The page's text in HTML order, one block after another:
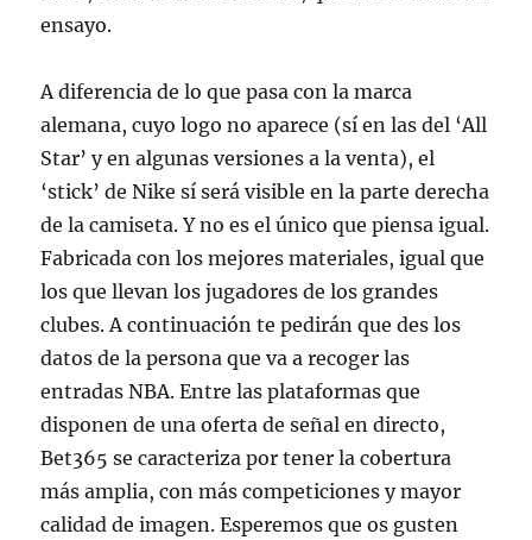
ensayo.
A diferencia de lo que pasa con la marca
alemana, cuyo logo no aparece (sí en las del ‘All
Star’ y en algunas versiones a la venta), el
‘stick’ de Nike sí será visible en la parte derecha
de la camiseta. Y no es el único que piensa igual.
Fabricada con los mejores materiales, igual que
los que llevan los jugadores de los grandes
clubes. A continuación te pedirán que des los
datos de la persona que va a recoger las
entradas NBA. Entre las plataformas que
disponen de una oferta de señal en directo,
Bet365 se caracteriza por tener la cobertura
más amplia, con más competiciones y mayor
calidad de imagen. Esperemos que os gusten